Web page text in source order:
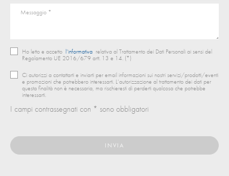
Ho letto e accetto l’informativa relativa al Trattamento dei Dati Personali ai sensi del
Regolamento UE 2016/679 artt. 13 e 14. (*)
Ci autorizzi a contattarti e inviarti per email informazioni sui nostri servizi/prodotti/eventi
e promozioni che potrebbero interessarti. L’autorizzazione al trattamento dei dati per
questa finalità non è necessaria, ma rischieresti di perderti qualcosa che potrebbe
interessarti.
I campi contrassegnati con * sono obbligatori